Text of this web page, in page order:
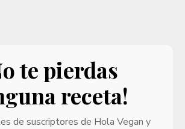
te pierdas
receta!
de suscriptores de Hola Vegan y